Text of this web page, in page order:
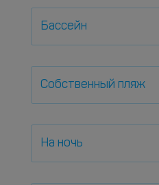
Бассейн
Собственный пляж
На ночь